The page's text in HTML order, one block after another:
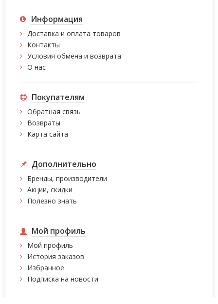
Информация
Доставка и оплата товаров
Контакты
Условия обмена и возврата
О нас
Покупателям
Обратная связь
Возвраты
Карта сайта
Дополнительно
Бренды, производители
Акции, скидки
Полезно знать
Мой профиль
Мой профиль
История заказов
Избранное
Подписка на новости